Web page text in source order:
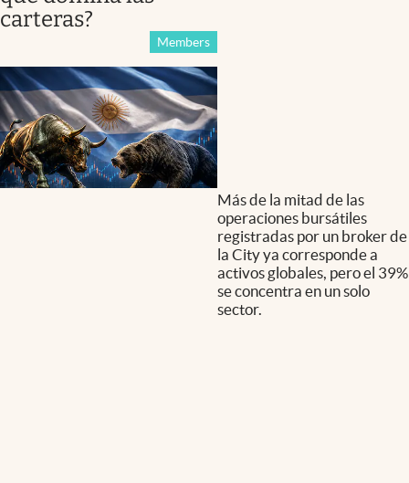
carteras?
Members
Más de la mitad de las
operaciones bursátiles
registradas por un broker de
la City ya corresponde a
activos globales, pero el 39%
se concentra en un solo
sector.